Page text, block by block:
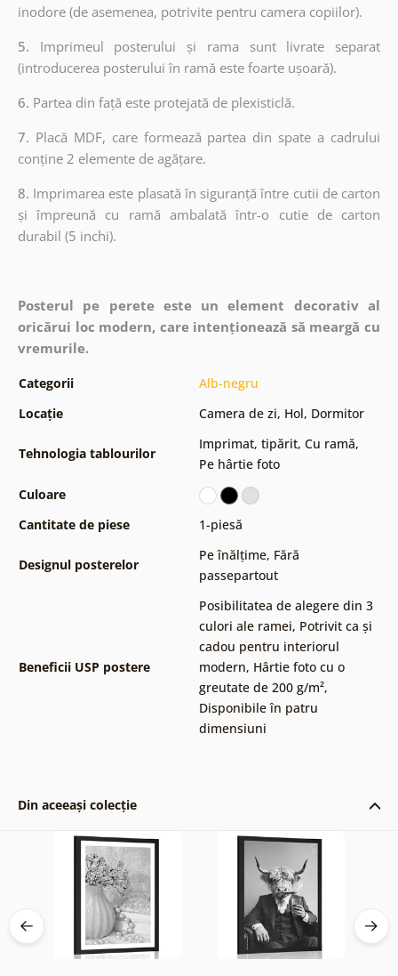
inodore (de asemenea, potrivite pentru camera copiilor).
5. Imprimeul posterului și rama sunt livrate separat
(introducerea posterului în ramă este foarte ușoară).
6. Partea din față este protejată de plexisticlă.
7. Placă MDF, care formează partea din spate a cadrului
conține 2 elemente de agățare.
8. Imprimarea este plasată în siguranță între cutii de carton
și împreună cu ramă ambalată într-o cutie de carton
durabil (5 inchi).
Posterul pe perete este un element decorativ al
oricărui loc modern, care intenționează să meargă cu
vremurile.
Categorii
Alb-negru
Locație
Camera de zi, Hol, Dormitor
Tehnologia tablourilor
Imprimat, tipărit, Cu ramă,
Pe hârtie foto
Culoare
Cantitate de piese
1-piesă
Designul posterelor
Pe înălțime, Fără
passepartout
Beneficii USP postere
Posibilitatea de alegere din 3
culori ale ramei, Potrivit ca și
cadou pentru interiorul
modern, Hârtie foto cu o
greutate de 200 g/m²,
Disponibile în patru
dimensiuni
Din aceeași colecție